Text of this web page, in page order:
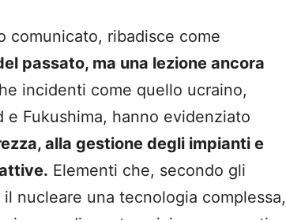
comunicato, ribadisce come
passato, ma una lezione ancora
incidenti come quello ucraino,
Fukushima, hanno evidenziato
alla gestione degli impianti e
Elementi che, secondo gli
nucleare una tecnologia complessa,